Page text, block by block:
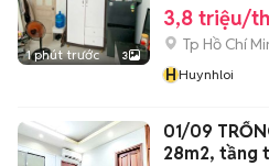
1 phút trước 3
3,8 triệu/
Tp Hồ Chí
HHuynhloi
01/09
28m2, tầng